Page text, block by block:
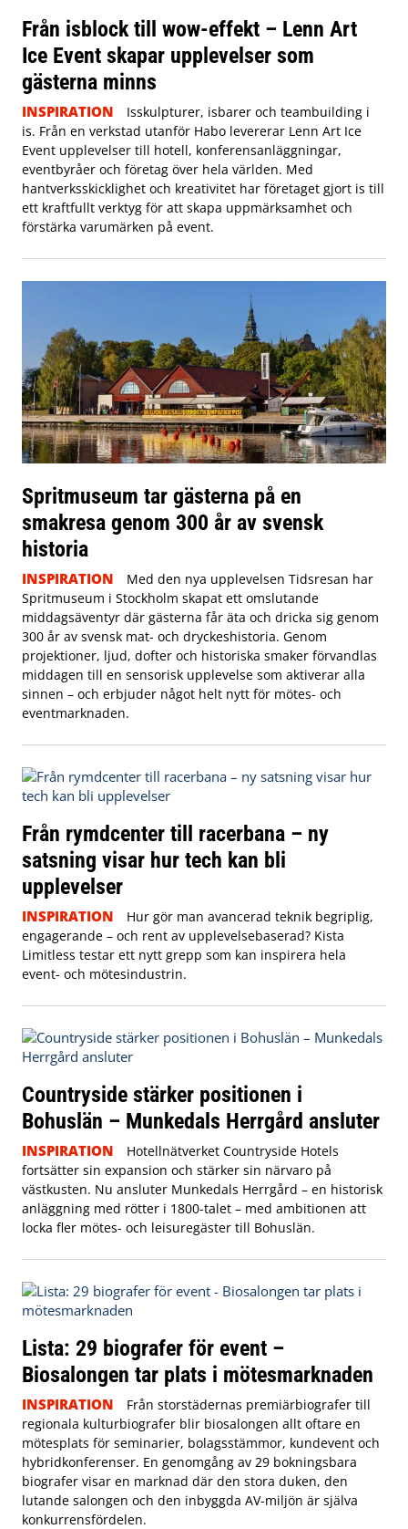
Från isblock till wow-effekt – Lenn Art
Ice Event skapar upplevelser som
gästerna minns
INSPIRATION
Isskulpturer, isbarer och teambuilding i
is. Från en verkstad utanför Habo levererar Lenn Art Ice
Event upplevelser till hotell, konferensanläggningar,
eventbyråer och företag över hela världen. Med
hantverksskicklighet och kreativitet har företaget gjort is till
ett kraftfullt verktyg för att skapa uppmärksamhet och
förstärka varumärken på event.
Spritmuseum tar gästerna på en
smakresa genom 300 år av svensk
historia
INSPIRATION
Med den nya upplevelsen Tidsresan har
Spritmuseum i Stockholm skapat ett omslutande
middagsäventyr där gästerna får äta och dricka sig genom
300 år av svensk mat- och dryckeshistoria. Genom
projektioner, ljud, dofter och historiska smaker förvandlas
middagen till en sensorisk upplevelse som aktiverar alla
sinnen – och erbjuder något helt nytt för mötes- och
eventmarknaden.
Från rymdcenter till racerbana – ny
satsning visar hur tech kan bli
upplevelser
INSPIRATION
Hur gör man avancerad teknik begriplig,
engagerande – och rent av upplevelsebaserad? Kista
Limitless testar ett nytt grepp som kan inspirera hela
event- och mötesindustrin.
Countryside stärker positionen i
Bohuslän – Munkedals Herrgård ansluter
INSPIRATION
Hotellnätverket Countryside Hotels
fortsätter sin expansion och stärker sin närvaro på
västkusten. Nu ansluter Munkedals Herrgård – en historisk
anläggning med rötter i 1800-talet – med ambitionen att
locka fler mötes- och leisuregäster till Bohuslän.
Lista: 29 biografer för event –
Biosalongen tar plats i mötesmarknaden
INSPIRATION
Från storstädernas premiärbiografer till
regionala kulturbiografer blir biosalongen allt oftare en
mötesplats för seminarier, bolagsstämmor, kundevent och
hybridkonferenser. En genomgång av 29 bokningsbara
biografer visar en marknad där den stora duken, den
lutande salongen och den inbyggda AV-miljön är själva
konkurrensfördelen.